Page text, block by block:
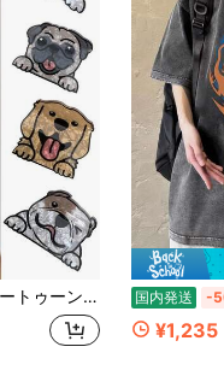
性用、日常使いに適し、理想的なギフト 国内発送 -
¥1,235